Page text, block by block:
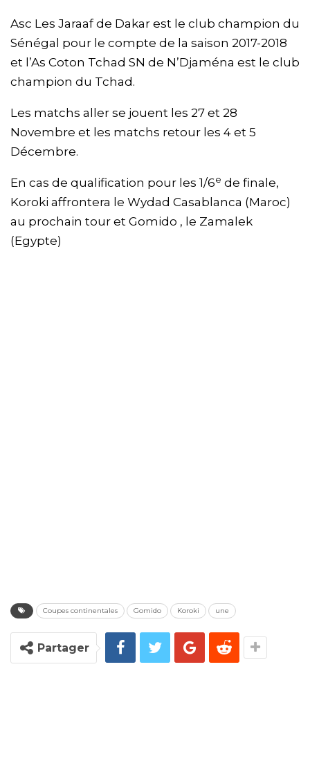
Asc Les Jaraaf de Dakar est le club champion du
Sénégal pour le compte de la saison 2017-2018
et l’As Coton Tchad SN de N’Djaména est le club
champion du Tchad.
Les matchs aller se jouent les 27 et 28
Novembre et les matchs retour les 4 et 5
Décembre.
En cas de qualification pour les 1/6e de finale,
Koroki affrontera le Wydad Casablanca (Maroc)
au prochain tour et Gomido , le Zamalek
(Egypte)
Coupes continentales Gomido Koroki une
Partager